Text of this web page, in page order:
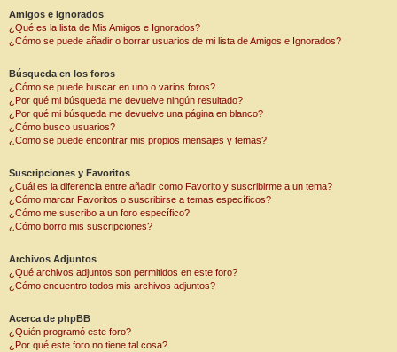
Amigos e Ignorados
¿Qué es la lista de Mis Amigos e Ignorados?
¿Cómo se puede añadir o borrar usuarios de mi lista de Amigos e Ignorados?
Búsqueda en los foros
¿Cómo se puede buscar en uno o varios foros?
¿Por qué mi búsqueda me devuelve ningún resultado?
¿Por qué mi búsqueda me devuelve una página en blanco?
¿Cómo busco usuarios?
¿Como se puede encontrar mis propios mensajes y temas?
Suscripciones y Favoritos
¿Cuál es la diferencia entre añadir como Favorito y suscribirme a un tema?
¿Cómo marcar Favoritos o suscribirse a temas específicos?
¿Cómo me suscribo a un foro específico?
¿Cómo borro mis suscripciones?
Archivos Adjuntos
¿Qué archivos adjuntos son permitidos en este foro?
¿Cómo encuentro todos mis archivos adjuntos?
Acerca de phpBB
¿Quién programó este foro?
¿Por qué este foro no tiene tal cosa?